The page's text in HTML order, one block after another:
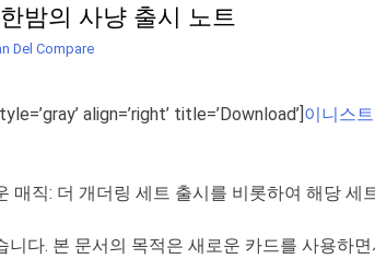
밤의 사냥 출시 노트
Del Compare
align=’right’ title=’Download’]이니스
매직: 더 개더링 세트 출시를 비롯하여 해당 세
니다. 본 문서의 목적은 새로운 카드를 사용하면